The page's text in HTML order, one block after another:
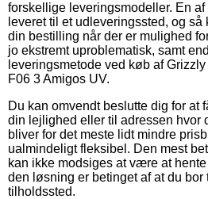
forskellige leveringsmodeller. En af
leveret til et udleveringssted, og
din bestilling når der er mulighed
jo ekstremt uproblematisk, samt
leveringsmetode ved køb af
F06 3 Amigos UV.
Du kan omvendt beslutte dig for at
din lejlighed eller til adressen hvor
bliver for det meste lidt mindre
ualmindeligt fleksibel. Den mest
kan ikke modsiges at være at
den løsning er betinget af at du
tilholdssted.